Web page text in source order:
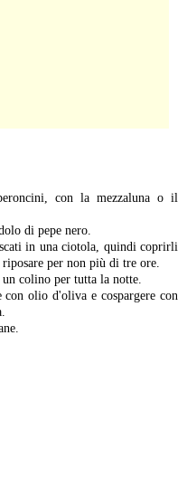
con la mezzaluna o il
di pepe nero.
in una ciotola, quindi coprirli
per non più di tre ore.
colino per tutta la notte.
olio d'oliva e cospargere con